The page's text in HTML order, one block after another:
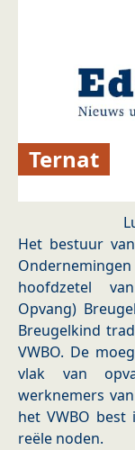
Ternat
Het bestuur
hoofdzetel
Opvang)
Breugelkind
VWBO. De
vlak van
werknemers
het VWBO
reële noden.